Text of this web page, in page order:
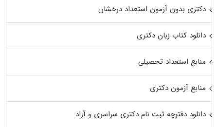
دکتری بدون آزمون استعداد درخشان
دانلود کتاب زبان دکتری
منابع استعداد تحصیلی
منابع آزمون دکتری
دانلود دفترچه ثبت نام دکتری سراسری و آزاد